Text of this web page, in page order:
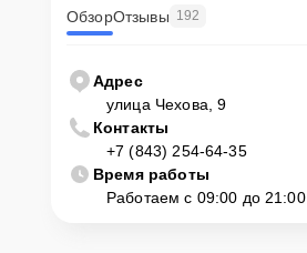
ОбзорОтзывы 192
Адрес
улица Чехова, 9
Контакты
+7 (843) 254-64-35
Время работы
Работаем с 09:00 до 21:00